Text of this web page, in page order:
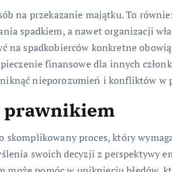
na przekazanie majątku. To
spadkiem, a nawet organizacji
na spadkobierców konkretne
finansowe dla innych
nieporozumień i konfliktów w
prawnikiem
skomplikowany proces, który
swoich decyzji z perspektywy